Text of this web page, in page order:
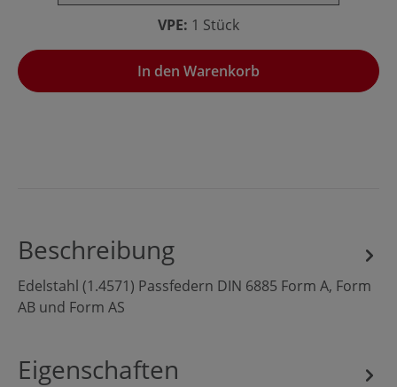
VPE: 1 Stück
In den Warenkorb
Beschreibung
Edelstahl (1.4571) Passfedern DIN 6885 Form A, Form
AB und Form AS
Eigenschaften